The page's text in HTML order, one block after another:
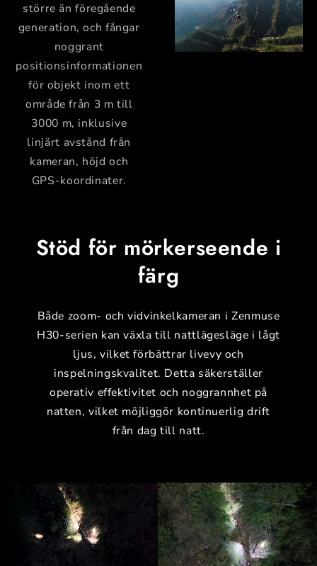
större än föregående
generation, och fångar
noggrant
positionsinformationen
för objekt inom ett
område från 3 m till
3000 m, inklusive
linjärt avstånd från
kameran, höjd och
GPS-koordinater.
Stöd för mörkerseende i
färg
Både zoom- och vidvinkelkameran i Zenmuse
H30-serien kan växla till nattlägesläge i lågt
ljus, vilket förbättrar livevy och
inspelningskvalitet. Detta säkerställer
operativ effektivitet och noggrannhet på
natten, vilket möjliggör kontinuerlig drift
från dag till natt.